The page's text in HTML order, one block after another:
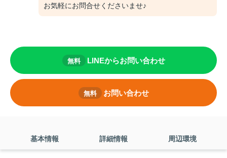
お気軽にお問合せくださいませ♪
無料 LINEからお問い合わせ
無料 お問い合わせ
基本情報 詳細情報 周辺環境